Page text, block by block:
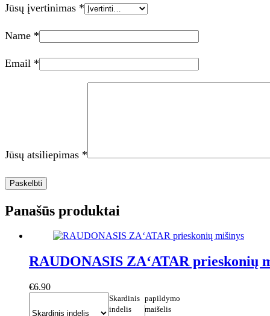
Jūsų įvertinimas *
Name *
Email *
Jūsų atsiliepimas *
Paskelbti
Panašūs produktai
RAUDONASIS ZA‘ATAR prieskonių
€6.90
Skardinis
indelis
papildymo
maišelis